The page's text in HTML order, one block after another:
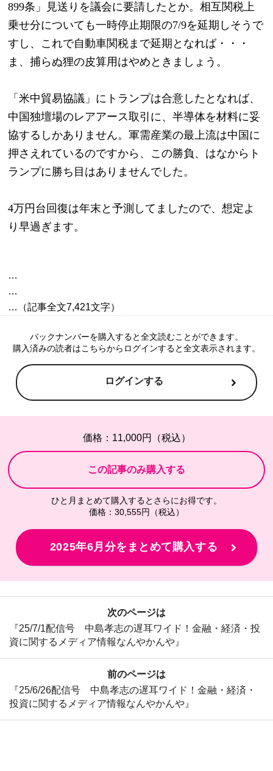
899条」見送りを議会に要請したとか。相互関税上
乗せ分についても一時停止期限の7/9を延期しそうで
すし、これで自動車関税まで延期となれば・・・
ま、捕らぬ狸の皮算用はやめときましょう。
「米中貿易協議」にトランプは合意したとなれば、
中国独壇場のレアアース取引に、半導体を材料に妥
協するしかありません。軍需産業の最上流は中国に
押さえれているのですから、この勝負、はなからト
ランプに勝ち目はありませんでした。
4万円台回復は年末と予測してましたので、想定よ
り早過ぎます。
…
…
バックナンバーを購入すると全文読むことができます。
購入済みの読者はこちらからログインすると全文表示されます。
ログインする
価格：11,000円（税込）
ひと月まとめて購入するとさらにお得です。
価格：30,555円（税込）
2025年6月分をまとめて購入する
前のページは
『25/6/26配信号 中島孝志の遅耳ワイド！金融・経済・
投資に関するメディア情報なんやかんや』
次のページは
『25/7/1配信号 中島孝志の遅耳ワイド！金融・経済・投
資に関するメディア情報なんやかんや』